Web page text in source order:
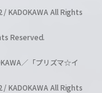
/ KADOKAWA All Rights
Reserved.
／「プリズマ☆イ
/ KADOKAWA All Rights